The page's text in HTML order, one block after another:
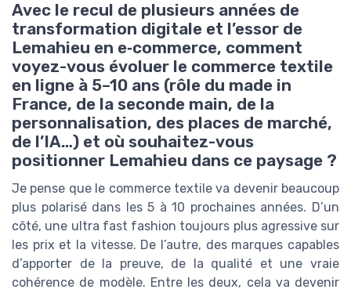
Avec le recul de plusieurs années de
transformation digitale et l’essor de
Lemahieu en e‑commerce, comment
voyez-vous évoluer le commerce textile
en ligne à 5–10 ans (rôle du made in
France, de la seconde main, de la
personnalisation, des places de marché,
de l’IA…) et où souhaitez-vous
positionner Lemahieu dans ce paysage ?
Je pense que le commerce textile va devenir beaucoup
plus polarisé dans les 5 à 10 prochaines années. D’un
côté, une ultra fast fashion toujours plus agressive sur
les prix et la vitesse. De l’autre, des marques capables
d’apporter de la preuve, de la qualité et une vraie
cohérence de modèle. Entre les deux, cela va devenir